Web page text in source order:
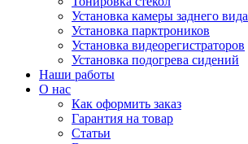
Установка камеры заднего вида
Установка парктроников
Установка видеорегистраторов
Установка подогрева сидений
Наши работы
О нас
Как оформить заказ
Гарантия на товар
Статьи